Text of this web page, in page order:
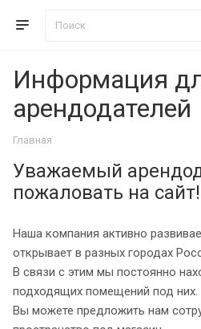
Информация
арендодателей
Главная
Уважаемый
пожаловать на сайт!
Наша компания активно
открывает в разных городах
В связи с этим мы постоянно
подходящих помещений под них.
Вы можете предложить нам